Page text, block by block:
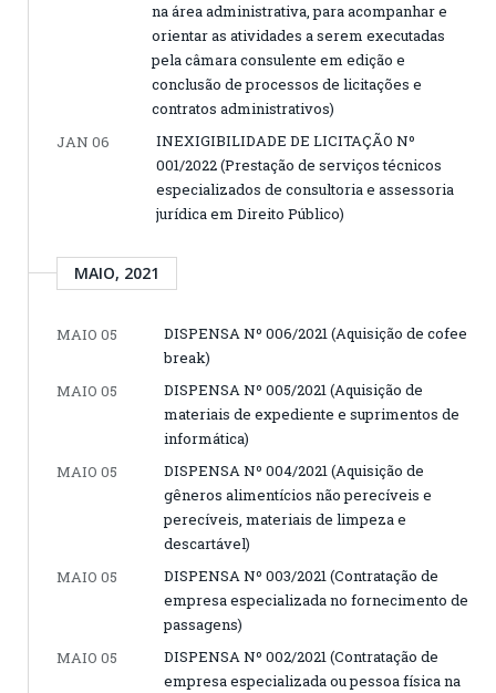
na área administrativa, para acompanhar e
orientar as atividades a serem executadas
pela câmara consulente em edição e
conclusão de processos de licitações e
contratos administrativos)
JAN 06
INEXIGIBILIDADE DE LICITAÇÃO Nº
001/2022 (Prestação de serviços técnicos
especializados de consultoria e assessoria
jurídica em Direito Público)
MAIO, 2021
MAIO 05
DISPENSA Nº 006/2021 (Aquisição de cofee
break)
MAIO 05
DISPENSA Nº 005/2021 (Aquisição de
materiais de expediente e suprimentos de
informática)
MAIO 05
DISPENSA Nº 004/2021 (Aquisição de
gêneros alimentícios não perecíveis e
perecíveis, materiais de limpeza e
descartável)
MAIO 05
DISPENSA Nº 003/2021 (Contratação de
empresa especializada no fornecimento de
passagens)
MAIO 05
DISPENSA Nº 002/2021 (Contratação de
empresa especializada ou pessoa física na